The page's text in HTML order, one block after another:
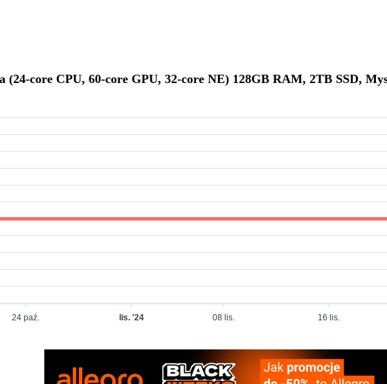
core CPU, 60-core GPU, 32-core NE) 128GB RAM, 2TB SSD,
24 paź. lis. '24 08 lis. 16 lis.